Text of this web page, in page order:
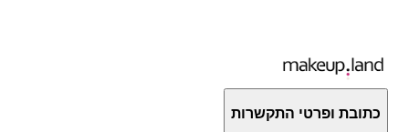
כתובת ופרטי התקשרות